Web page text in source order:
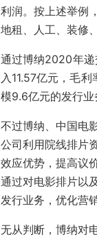
利润。按上述举例
地租、人工、装修
通过博纳2020年递
入11.57亿元，毛
模9.6亿元的发行业
不过博纳、中国电
公司利用院线排片
效应优势，提高议
通过对电影排片以
发行业务，优化营
无从判断，博纳对